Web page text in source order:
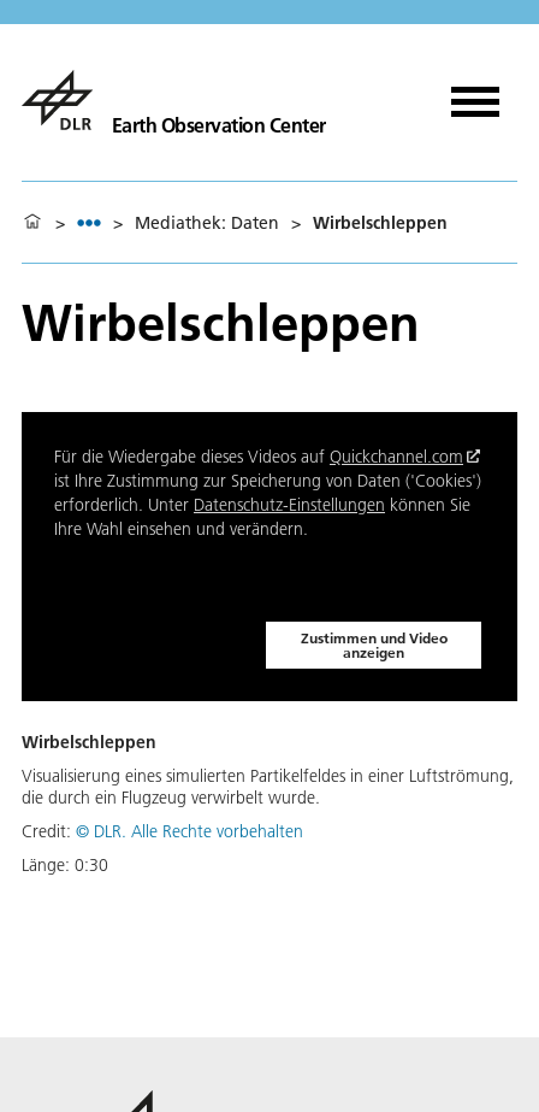
Earth Observation Center
> > Mediathek: Daten > Wirbelschleppen
Wirbelschleppen
Für die Wiedergabe dieses Videos auf Quickchannel.com
ist Ihre Zustimmung zur Speicherung von Daten ('Cookies')
erforderlich. Unter Datenschutz-Einstellungen können Sie
Ihre Wahl einsehen und verändern.
Zustimmen und Video
anzeigen
Wirbelschleppen
Visualisierung eines simulierten Partikelfeldes in einer Luftströmung,
die durch ein Flugzeug verwirbelt wurde.
Credit: © DLR. Alle Rechte vorbehalten
Länge: 0:30